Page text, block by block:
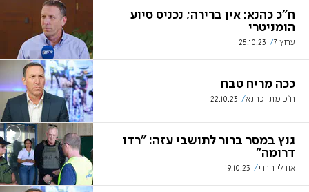
ח"כ כהנא: אין ברירה; נכניס סיוע
הומניטרי
ערוץ 7 25.10.23
ככה מריח טבח
ח"כ מתן כהנא 22.10.23
גנץ במסר ברור לתושבי עזה: "רדו
דרומה"
אורלי הררי 19.10.23